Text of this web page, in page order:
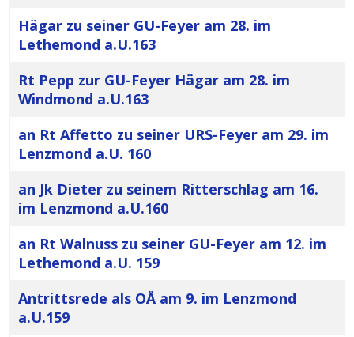
Hägar zu seiner GU-Feyer am 28. im
Lethemond a.U.163
Rt Pepp zur GU-Feyer Hägar am 28. im
Windmond a.U.163
an Rt Affetto zu seiner URS-Feyer am 29. im
Lenzmond a.U. 160
an Jk Dieter zu seinem Ritterschlag am 16.
im Lenzmond a.U.160
an Rt Walnuss zu seiner GU-Feyer am 12. im
Lethemond a.U. 159
Antrittsrede als OÄ am 9. im Lenzmond
a.U.159